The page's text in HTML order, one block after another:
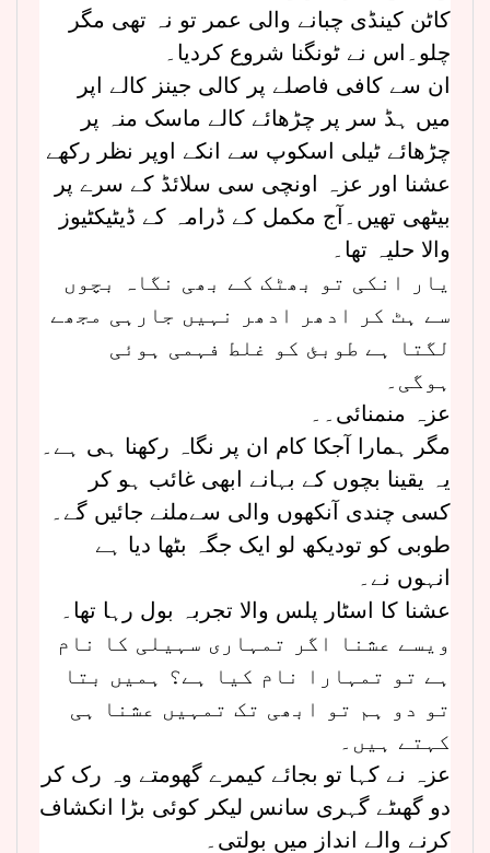
کاٹن کینڈی چبانے والی عمر تو نہ تھی مگر
چلو۔اس نے ٹونگنا شروع کردیا۔
ان سے کافی فاصلے پر کالی جینز کالے اپر
میں ہڈ سر پر چڑھائے کالے ماسک منہ پر
چڑھائے ٹیلی اسکوپ سے انکے اوپر نظر رکھے
عشنا اور عزہ اونچی سی سلائڈ کے سرے پر
بیٹھی تھیں۔آج مکمل کے ڈرامہ کے ڈیٹیکٹیوز
والا حلیہ تھا۔
یار انکی تو بھٹک کے بھی نگاہ بچوں
سے ہٹ کر ادھر ادھر نہیں جارہی مجھے
لگتا ہے طوبئ کو غلط فہمی ہوئی
ہوگی۔
عزہ منمنائی۔۔
مگر ہمارا آجکا کام ان پر نگاہ رکھنا ہی ہے۔
یہ یقینا بچوں کے بہانے ابھی غائب ہو کر
کسی چندی آنکھوں والی سےملنے جائیں گے۔
طوبی کو تودیکھ لو ایک جگہ بٹھا دیا ہے
انہوں نے۔
عشنا کا اسٹار پلس والا تجربہ بول رہا تھا۔
ویسے عشنا اگر تمہاری سہیلی کا نام
ہے تو تمہارا نام کیا ہے؟ ہمیں بتا
تو دو ہم تو ابھی تک تمہیں عشنا ہی
کہتے ہیں۔
عزہ نے کہا تو بجائے کیمرے گھومتے وہ رک کر
دو گھںٹے گہری سانس لیکر کوئی بڑا انکشاف
کرنے والے انداز میں بولتی۔